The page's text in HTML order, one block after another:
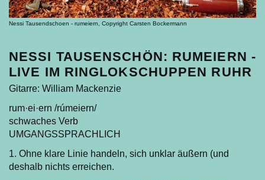
Nessi Tausendschoen - rumeiern, Copyright Carsten Bockermann
NESSI TAUSENSCHÖN: RUMEIERN -
LIVE IM RINGLOKSCHUPPEN RUHR
Gitarre: William Mackenzie
rum·ei·ern /rúmeiern/
schwaches Verb
UMGANGSSPRACHLICH
1. Ohne klare Linie handeln, sich unklar äußern (und
deshalb nichts erreichen.